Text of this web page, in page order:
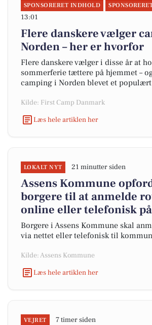
SPONSORERET INDHOLD
13:01
Flere danskere vælger
Norden – her er hvorfor
Flere danskere vælger i disse år at
sommerferie tættere på hjemmet –
camping i Norden blevet et
Kilde: First Camp Danmark
Læs hele artiklen her
LOKALT NYT 21 minutter siden
Assens Kommune
borgere til at anmelde
online eller telefonisk
Borgere i Assens Kommune skal
via nettet eller telefonisk til
Kilde: Assens Kommune
Læs hele artiklen her
VEJRET 7 timer siden